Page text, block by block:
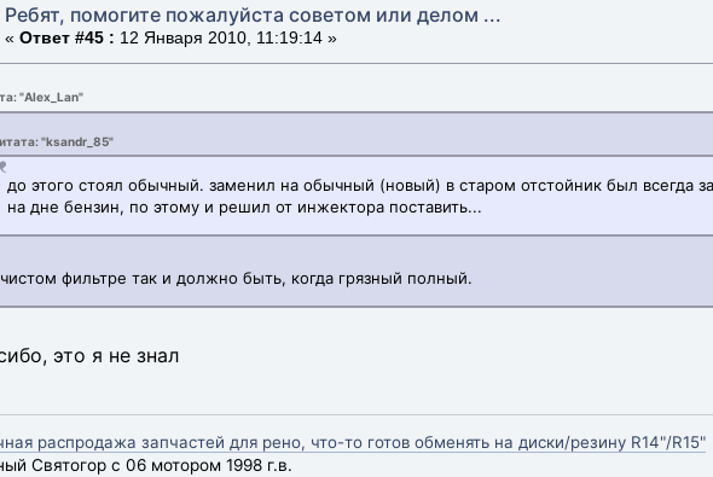
Ребят, помогите пожалуйста советом или делом ...
« Ответ #45 : 12 Января 2010, 11:19:14 »
"Alex_Lan"
"ksandr_85"
до этого стоял обычный. заменил на обычный (новый) в старом отстойник был всегда
на дне бензин, по этому и решил от инжектора поставить...
фильтре так и должно быть, когда грязный полный.
это я не знал
распродажа запчастей для рено, что-то готов обменять на диски/резину R14"/R15"
Святогор с 06 мотором 1998 г.в.